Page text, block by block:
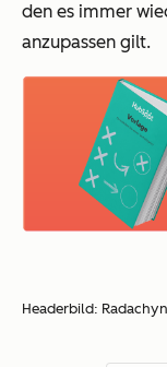
den es immer
anzupassen gilt.
Headerbild: